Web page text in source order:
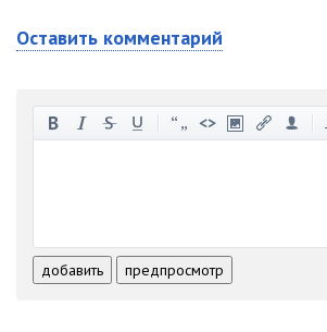
Оставить комментарий
-
-
-
добавить предпросмотр